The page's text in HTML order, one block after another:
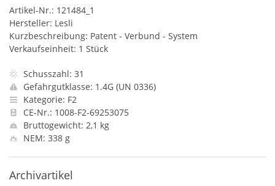
Artikel-Nr.: 121484_1
Hersteller: Lesli
Kurzbeschreibung: Patent - Verbund - System
Verkaufseinheit: 1 Stück
Schusszahl: 31
Gefahrgutklasse: 1.4G (UN 0336)
Kategorie: F2
CE-Nr.: 1008-F2-69253075
Bruttogewicht: 2,1 kg
NEM: 338 g
Archivartikel